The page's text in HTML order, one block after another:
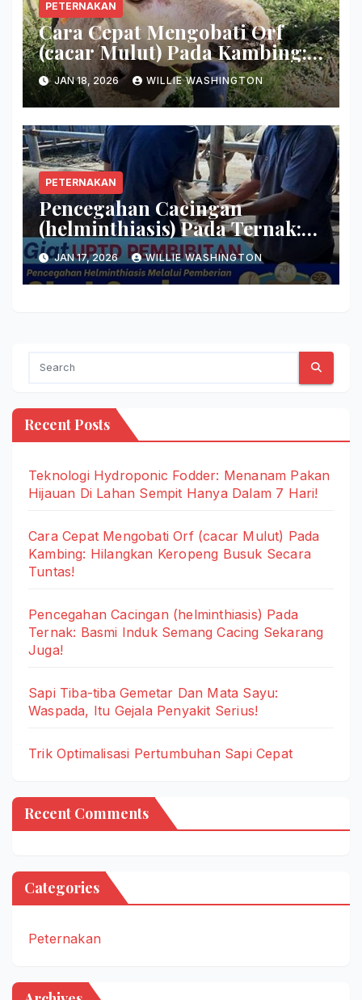
PETERNAKAN
Cara Cepat Mengobati Orf
(cacar Mulut) Pada Kambing:
Hilangkan Keropeng Busuk
Secara Tuntas!
JAN 18, 2026 WILLIE WASHINGTON
PETERNAKAN
Pencegahan Cacingan
(helminthiasis) Pada Ternak:
Basmi Induk Semang Cacing
Sekarang Juga!
JAN 17, 2026 WILLIE WASHINGTON
Recent Posts
Teknologi Hydroponic Fodder: Menanam Pakan
Hijauan Di Lahan Sempit Hanya Dalam 7 Hari!
Cara Cepat Mengobati Orf (cacar Mulut) Pada
Kambing: Hilangkan Keropeng Busuk Secara
Tuntas!
Pencegahan Cacingan (helminthiasis) Pada
Ternak: Basmi Induk Semang Cacing Sekarang
Juga!
Sapi Tiba-tiba Gemetar Dan Mata Sayu:
Waspada, Itu Gejala Penyakit Serius!
Trik Optimalisasi Pertumbuhan Sapi Cepat
Recent Comments
Categories
Peternakan